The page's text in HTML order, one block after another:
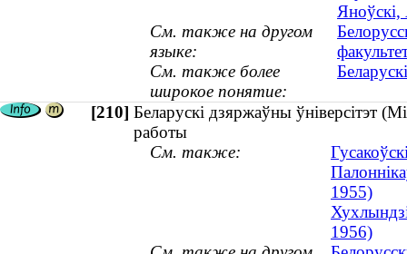
Яноўскі,
См. также на другом
языке:
См. также более
широкое понятие:
[210] Беларускі дзяржаўны ўніверсітэт
работы
См. также:
1955)
1956)